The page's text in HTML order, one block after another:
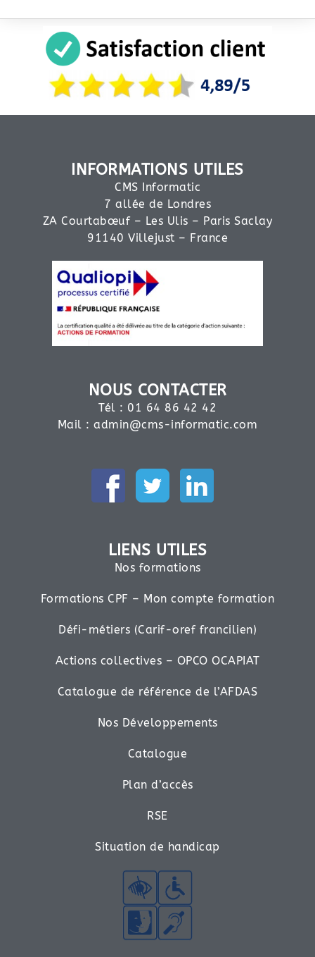
INFORMATIONS UTILES
CMS Informatic
7 allée de Londres
ZA Courtabœuf – Les Ulis – Paris Saclay
91140 Villejust – France
NOUS CONTACTER
Tél : 01 64 86 42 42
Mail :admin@cms-informatic.com
LIENS UTILES
Nos formations
Formations CPF – Mon compte formation
Défi-métiers (Carif-oref francilien)
Actions collectives – OPCO OCAPIAT
Catalogue de référence de l’AFDAS
Nos Développements
Catalogue
Plan d’accès
RSE
Situation de handicap